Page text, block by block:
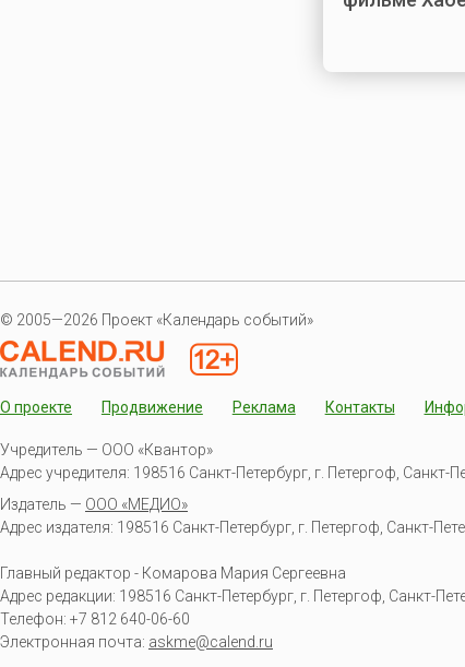
© 2005—2026 Проект «Календарь событий»
О проекте Продвижение Реклама Контакты
Учредитель — ООО «Квантор»
Адрес учредителя: 198516 Санкт-Петербург, г. Петергоф, Санкт-
Издатель — ООО «МЕДИО»
Адрес издателя: 198516 Санкт-Петербург, г. Петергоф, Санкт-
Главный редактор - Комарова Мария Сергеевна
Адрес редакции: 198516 Санкт-Петербург, г. Петергоф, Санкт-
Телефон: +7 812 640-06-60
Электронная почта: askme@calend.ru